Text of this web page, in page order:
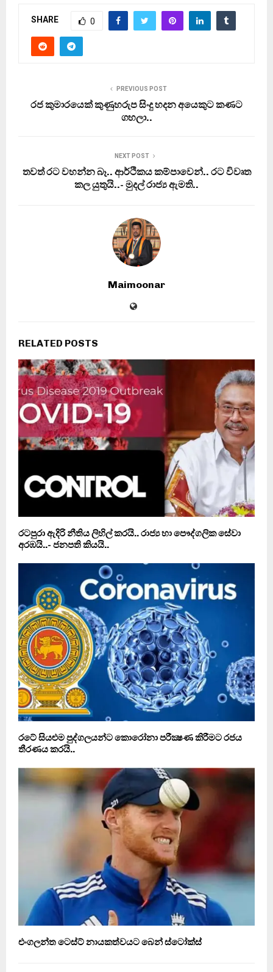
SHARE 0
PREVIOUS POST
රජ කුමාරයෙක් කුණුහරුප සිංදු හදන අයෙකුට කණට
ගහලා..
NEXT POST
තවත් රට වහන්න බෑ.. ආර්ථිකය කම්පාවෙන්.. රට විවෘත
කල යුතුයි..- මුදල් රාජ්‍ය ඇමති..
Maimoonar
RELATED POSTS
රටපුරා ඇදිරි නීතිය ලිහිල් කරයි.. රාජ්‍ය හා පෞද්ගලික සේවා
අරඹයි..- ජනපති කියයි..
රටේ සියළුම පුද්ගලයන්ට කොරෝනා පරීක්‍ෂණ කිරීමට රජය
තීරණය කරයි..
එංගලන්ත ටෙස්ට් නායකත්වයට බෙන් ස්ටෝක්ස්